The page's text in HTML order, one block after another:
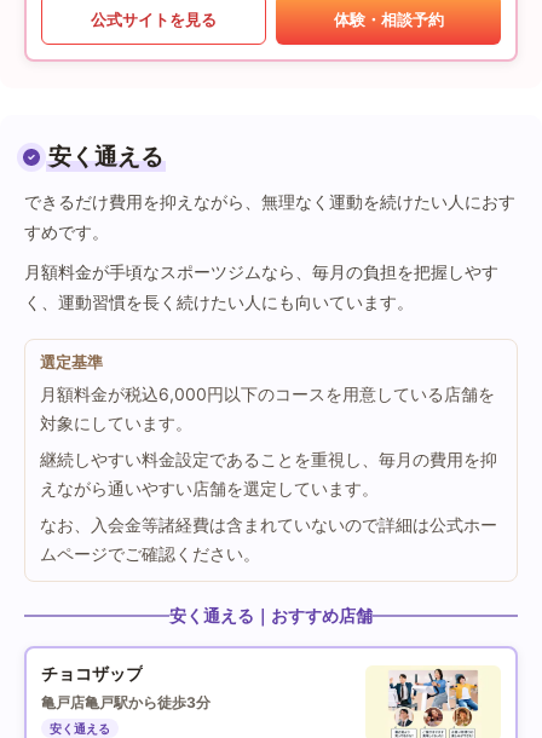
公式サイトを見る 体験・相談予約
安く通える
できるだけ費用を抑えながら、無理なく運動を続けたい人におす
すめです。
月額料金が手頃なスポーツジムなら、毎月の負担を把握しやす
く、運動習慣を長く続けたい人にも向いています。
選定基準
月額料金が税込6,000円以下のコースを用意している店舗を
対象にしています。
継続しやすい料金設定であることを重視し、毎月の費用を抑
えながら通いやすい店舗を選定しています。
なお、入会金等諸経費は含まれていないので詳細は公式ホー
ムページでご確認ください。
安く通える｜おすすめ店舗
チョコザップ
亀戸店亀戸駅から徒歩3分
安く通える